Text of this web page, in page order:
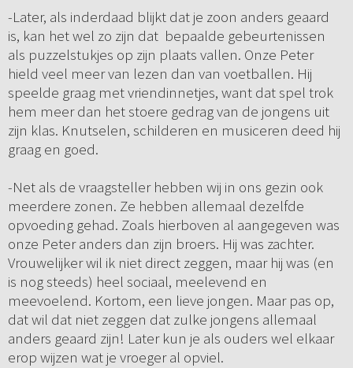
-Later, als inderdaad blijkt dat je zoon anders geaard
is, kan het wel zo zijn dat bepaalde gebeurtenissen
als puzzelstukjes op zijn plaats vallen. Onze Peter
hield veel meer van lezen dan van voetballen. Hij
speelde graag met vriendinnetjes, want dat spel trok
hem meer dan het stoere gedrag van de jongens uit
zijn klas. Knutselen, schilderen en musiceren deed hij
graag en goed.
-Net als de vraagsteller hebben wij in ons gezin ook
meerdere zonen. Ze hebben allemaal dezelfde
opvoeding gehad. Zoals hierboven al aangegeven was
onze Peter anders dan zijn broers. Hij was zachter.
Vrouwelijker wil ik niet direct zeggen, maar hij was (en
is nog steeds) heel sociaal, meelevend en
meevoelend. Kortom, een lieve jongen. Maar pas op,
dat wil dat niet zeggen dat zulke jongens allemaal
anders geaard zijn! Later kun je als ouders wel elkaar
erop wijzen wat je vroeger al opviel.